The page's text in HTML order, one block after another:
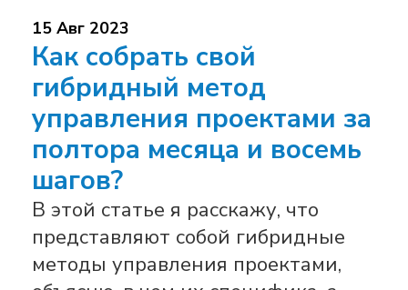
15 Авг 2023
Как собрать свой
гибридный метод
управления проектами за
полтора месяца и восемь
шагов?
В этой статье я расскажу, что
представляют собой гибридные
методы управления проектами,